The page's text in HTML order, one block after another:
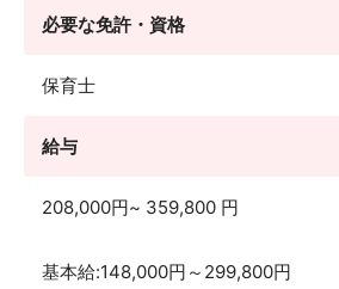
必要な免許・資格
保育士
給与
208,000円~ 359,800 円
基本給:148,000円～299,800円